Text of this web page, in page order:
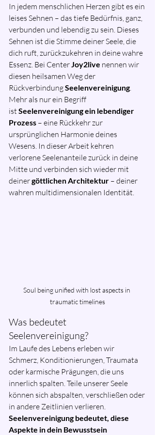
In jedem menschlichen Herzen gibt es ein
leises Sehnen – das tiefe Bedürfnis, ganz,
verbunden und lebendig zu sein. Dieses
Sehnen ist die Stimme deiner Seele, die
dich ruft, zurückzukehren in deine wahre
Essenz. Bei Center Joy2live nennen wir
diesen heilsamen Weg der
Rückverbindung Seelenvereinigung.
Mehr als nur ein Begriff
ist Seelenvereinigung ein lebendiger
Prozess – eine Rückkehr zur
ursprünglichen Harmonie deines
Wesens. In dieser Arbeit kehren
verlorene Seelenanteile zurück in deine
Mitte und verbinden sich wieder mit
deiner göttlichen Architektur – deiner
wahren multidimensionalen Identität.
Soul being unified with lost aspects in
traumatic timelines
Was bedeutet
Seelenvereinigung?
Im Laufe des Lebens erleben wir
Schmerz, Konditionierungen, Traumata
oder karmische Prägungen, die uns
innerlich spalten. Teile unserer Seele
können sich abspalten, verschließen oder
in andere Zeitlinien verlieren.
Seelenvereinigung bedeutet, diese
Aspekte in dein Bewusstsein